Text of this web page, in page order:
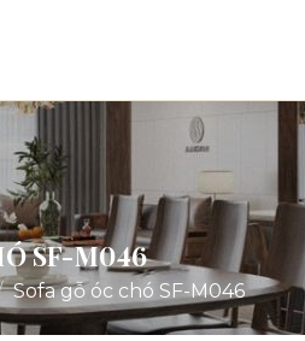
SF-M046
Sofa gỗ óc chó SF-M046